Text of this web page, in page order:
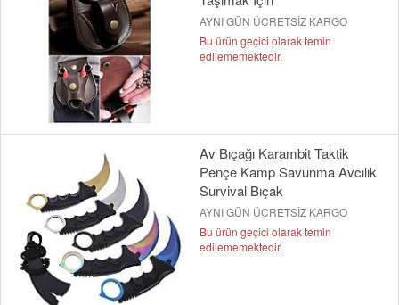
AYNI GÜN ÜCRETSİZ KARGO
Bu ürün geçici olarak temin
edilememektedir.
Av Bıçağı Karambit Taktik
Pençe Kamp Savunma Avcılık
Survival Bıçak
AYNI GÜN ÜCRETSİZ KARGO
Bu ürün geçici olarak temin
edilememektedir.